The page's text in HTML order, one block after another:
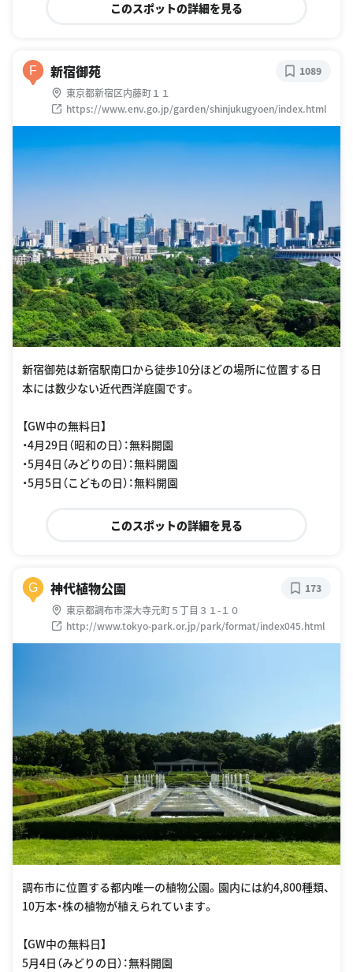
このスポットの詳細を見る
F 新宿御苑
東京都新宿区内藤町１１
https://www.env.go.jp/garden/shinjukugyoen/index.html
1089
新宿御苑は新宿駅南口から徒歩10分ほどの場所に位置する日
本には数少ない近代西洋庭園です。
【GW中の無料日】
・4月29日（昭和の日）：無料開園
・5月4日（みどりの日）：無料開園
・5月5日（こどもの日）：無料開園
このスポットの詳細を見る
G 神代植物公園
東京都調布市深大寺元町５丁目３１-１０
http://www.tokyo-park.or.jp/park/format/index045.html
173
調布市に位置する都内唯一の植物公園。園内には約4,800種類、
10万本・株の植物が植えられています。
【GW中の無料日】
5月4日（みどりの日）：無料開園